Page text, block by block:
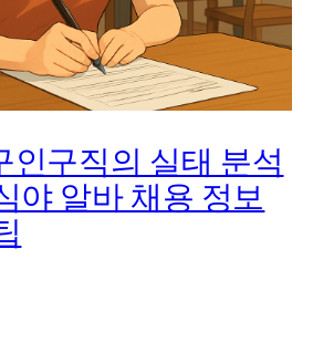
인구직의 실태 분석
야 알바 채용 정보